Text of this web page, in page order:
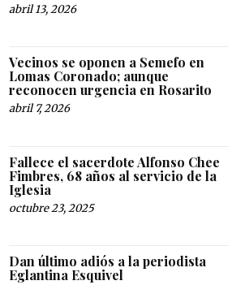
abril 13, 2026
Vecinos se oponen a Semefo en
Lomas Coronado; aunque
reconocen urgencia en Rosarito
abril 7, 2026
Fallece el sacerdote Alfonso Chee
Fimbres, 68 años al servicio de la
Iglesia
octubre 23, 2025
Dan último adiós a la periodista
Eglantina Esquivel